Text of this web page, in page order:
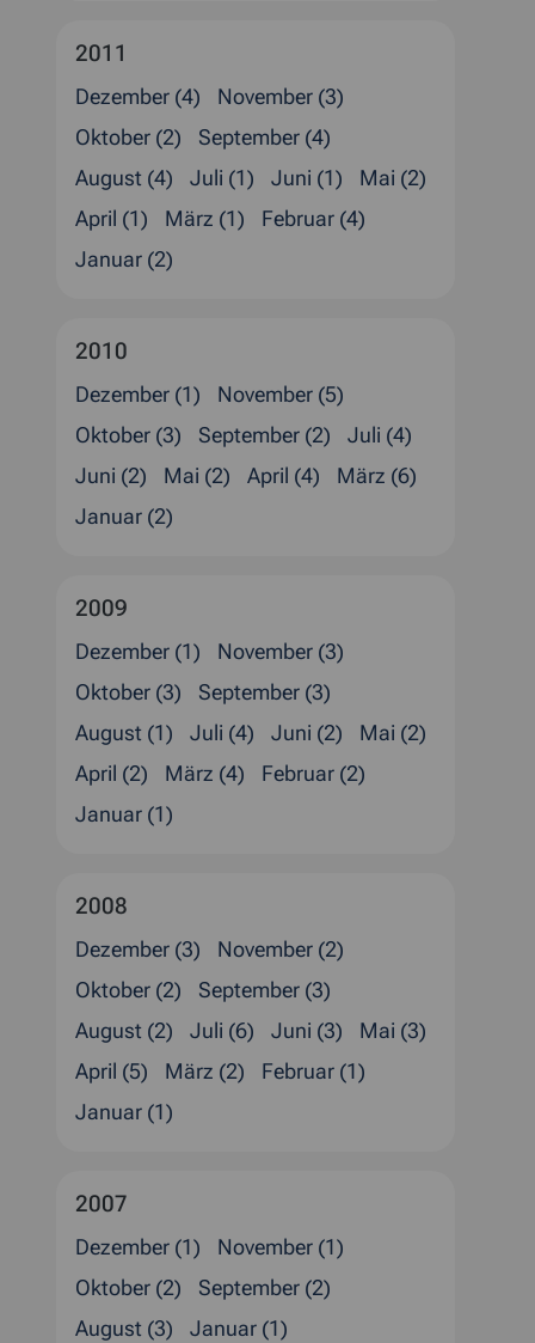
2011
Dezember (4)
November (3)
Oktober (2)
September (4)
August (4)
Juli (1) Juni (1)
Mai (2)
April (1)
März (1)
Februar (4)
Januar (2)
2010
Dezember (1)
November (5)
Oktober (3)
September (2)
Juli (4)
Juni (2)
Mai (2) April (4)
März (6)
Januar (2)
2009
Dezember (1)
November (3)
Oktober (3)
September (3)
August (1)
Juli (4) Juni (2)
Mai (2)
April (2)
März (4)
Februar (2)
Januar (1)
2008
Dezember (3)
November (2)
Oktober (2)
September (3)
August (2)
Juli (6) Juni (3)
Mai (3)
April (5)
März (2)
Februar (1)
Januar (1)
2007
Dezember (1)
November (1)
Oktober (2)
September (2)
August (3)
Januar (1)